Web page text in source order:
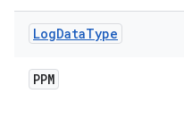
LogDataType
PPM